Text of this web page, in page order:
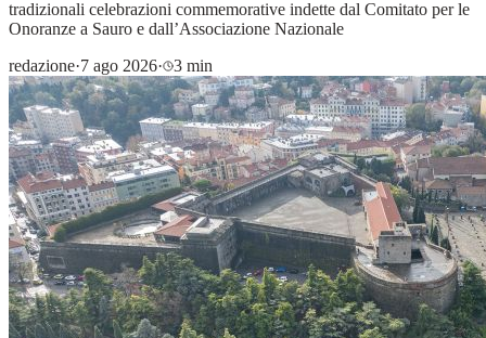
tradizionali celebrazioni commemorative indette dal Comitato per le
Onoranze a Sauro e dall’Associazione Nazionale
redazione·7 ago 2026· 3 min